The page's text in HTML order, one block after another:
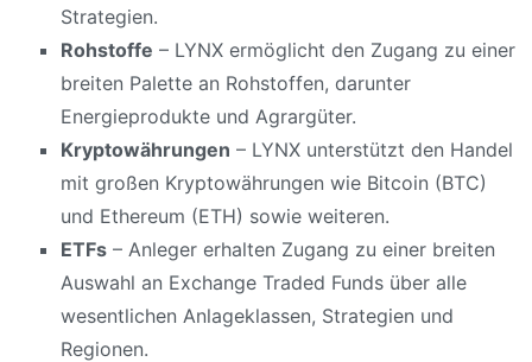
Strategien.
Rohstoffe – LYNX ermöglicht den Zugang zu einer
breiten Palette an Rohstoffen, darunter
Energieprodukte und Agrargüter.
Kryptowährungen – LYNX unterstützt den Handel
mit großen Kryptowährungen wie Bitcoin (BTC)
und Ethereum (ETH) sowie weiteren.
ETFs – Anleger erhalten Zugang zu einer breiten
Auswahl an Exchange Traded Funds über alle
wesentlichen Anlageklassen, Strategien und
Regionen.